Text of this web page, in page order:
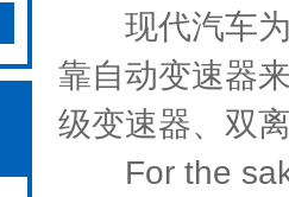
现代汽车为
靠自动变速器
级变速器、双
For the sake